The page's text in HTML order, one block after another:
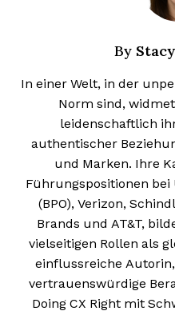
By
In einer Welt, in der
Norm sind,
leidenschaftlich
authentischer
und Marken. Ihre
Führungspositionen bei
(BPO), Verizon,
Brands und AT&T,
vielseitigen Rollen als
einflussreiche
vertrauenswürdige
Doing CX Right mit